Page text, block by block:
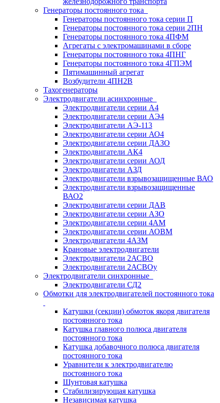
Генераторы постоянного тока
Генераторы постоянного тока серии П
Генераторы постоянного тока серии 2ПН
Генераторы постоянного тока 4ПФМ
Агрегаты с электромашинами в сборе
Генераторы постоянного тока 4ПНГ
Генераторы постоянного тока 4ГПЭМ
Пятимашинный агрегат
Возбудители 4ПН2В
Тахогенераторы
Электродвигатели асинхронные
Электродвигатели серии А4
Электродвигатели серии АЭ4
Электродвигатели АЭ-113
Электродвигатели серии АО4
Электродвигатели серии ДАЗО
Электродвигатели АК4
Электродвигатели серии АОД
Электродвигатели АЗД
Электродвигатели взрывозащищенные ВАО
Электродвигатели взрывозащищенные
ВАО2
Электродвигатели серии ДАВ
Электродвигатели серии АЗО
Электродвигатели серии 4АМ
Электродвигатели серии АОВМ
Электродвигатели 4АЗМ
Крановые электродвигатели
Электродвигатели 2АСВО
Электродвигатели 2АСВОу
Электродвигатели синхронные
Электродвигатели СД2
Обмотки для электродвигателей постоянного тока
Катушки (секции) обмоток якоря двигателя
постоянного тока
Катушка главного полюса двигателя
постоянного тока
Катушка добавочного полюса двигателя
постоянного тока
Уравнители к электродвигателю
постоянного тока
Шунтовая катушка
Стабилизирующая катушка
Независимая катушка